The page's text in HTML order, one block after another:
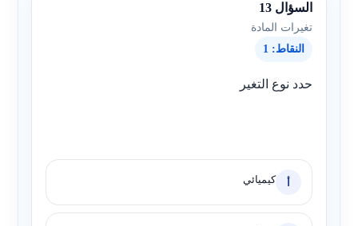
السؤال 13
تغيرات المادة
النقاط: 1
حدد نوع التغير
أ كيميائي